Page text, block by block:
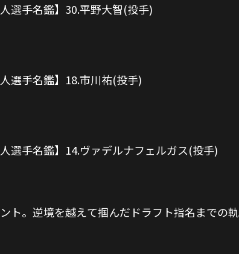
選手名鑑】30.平野大智(投手)
選手名鑑】18.市川祐(投手)
選手名鑑】14.ヴァデルナフェルガス(投手)
ト。逆境を越えて掴んだドラフト指名までの軌